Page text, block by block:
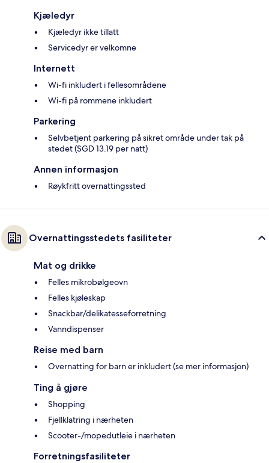
Kjæledyr
Kjæledyr ikke tillatt
Servicedyr er velkomne
Internett
Wi-fi inkludert i fellesområdene
Wi-fi på rommene inkludert
Parkering
Selvbetjent parkering på sikret område under tak på
stedet (SGD 13.19 per natt)
Annen informasjon
Røykfritt overnattingssted
Overnattingsstedets fasiliteter
Mat og drikke
Felles mikrobølgeovn
Felles kjøleskap
Snackbar/delikatesseforretning
Vanndispenser
Reise med barn
Overnatting for barn er inkludert (se mer informasjon)
Ting å gjøre
Shopping
Fjellklatring i nærheten
Scooter-/mopedutleie i nærheten
Forretningsfasiliteter